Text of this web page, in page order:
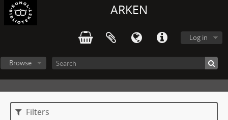
ARKEN
Log in
Browse
Filters